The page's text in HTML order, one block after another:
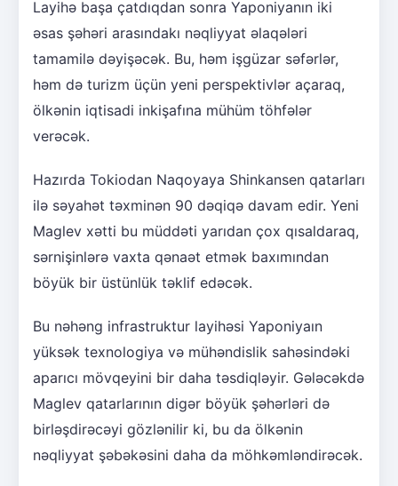
Layihə başa çatdıqdan sonra Yaponiyanın iki
əsas şəhəri arasındakı nəqliyyat əlaqələri
tamamilə dəyişəcək. Bu, həm işgüzar səfərlər,
həm də turizm üçün yeni perspektivlər açaraq,
ölkənin iqtisadi inkişafına mühüm töhfələr
verəcək.
Hazırda Tokiodan Naqoyaya Shinkansen qatarları
ilə səyahət təxminən 90 dəqiqə davam edir. Yeni
Maglev xətti bu müddəti yarıdan çox qısaldaraq,
sərnişinlərə vaxta qənaət etmək baxımından
böyük bir üstünlük təklif edəcək.
Bu nəhəng infrastruktur layihəsi Yaponiyaın
yüksək texnologiya və mühəndislik sahəsindəki
aparıcı mövqeyini bir daha təsdiqləyir. Gələcəkdə
Maglev qatarlarının digər böyük şəhərləri də
birləşdirəcəyi gözlənilir ki, bu da ölkənin
nəqliyyat şəbəkəsini daha da möhkəmləndirəcək.